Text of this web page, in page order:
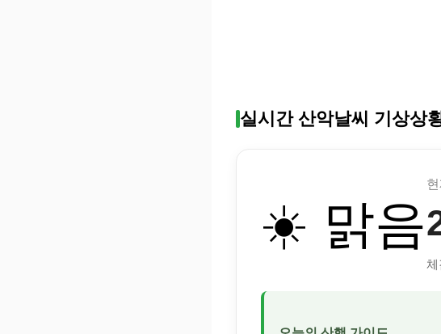
실시간 산악날씨 기상상
☀️ 맑음